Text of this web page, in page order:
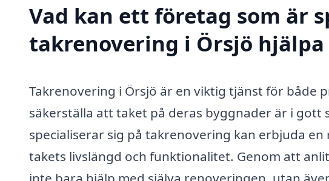
Vad kan ett företag som är
takrenovering i Örsjö
Takrenovering i Örsjö är en viktig tjänst för både
säkerställa att taket på deras byggnader är i gott
specialiserar sig på takrenovering kan erbjuda
takets livslängd och funktionalitet. Genom att